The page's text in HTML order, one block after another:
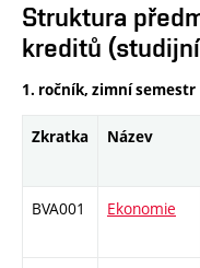
Struktura
kreditů
1. ročník, zimní semestr
Zkratka Název
BVA001 Ekonomie